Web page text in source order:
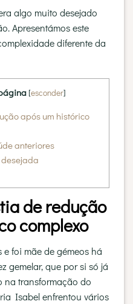
algo muito desejado
Apresentámos este
diferente da
[esconder]
após um histórico
anteriores
de redução
complexo
foi mãe de gémeos há
gemelar, que por si só já
na transformação do
Isabel enfrentou vários